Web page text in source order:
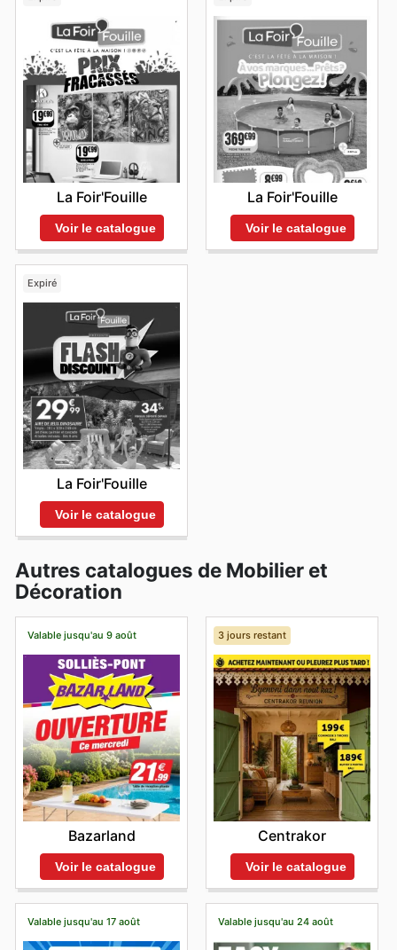
La Foir'Fouille
Voir le catalogue
La Foir'Fouille
Voir le catalogue
Expiré
La Foir'Fouille
Voir le catalogue
Autres catalogues de Mobilier et
Décoration
Valable jusqu'au 9 août
Bazarland
Voir le catalogue
3 jours restant
Centrakor
Voir le catalogue
Valable jusqu'au 17 août Valable jusqu'au 24 août